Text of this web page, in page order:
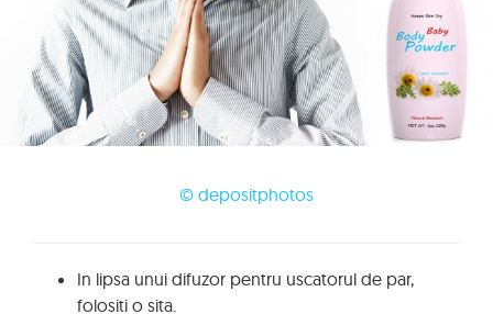
© depositphotos
In lipsa unui difuzor pentru uscatorul de par,
folositi o sita.